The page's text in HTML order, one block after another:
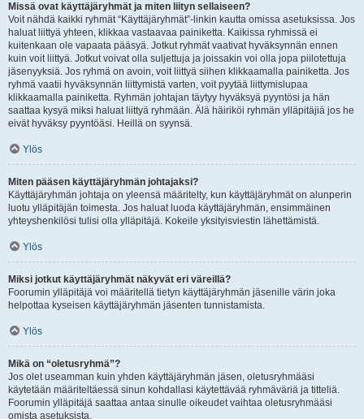
Missä ovat käyttäjäryhmät ja miten liityn sellaiseen?
Voit nähdä kaikki ryhmät “Käyttäjäryhmät”-linkin kautta omissa asetuksissa. Jos
haluat liittyä yhteen, klikkaa vastaavaa painiketta. Kaikissa ryhmissä ei
kuitenkaan ole vapaata pääsyä. Jotkut ryhmät vaativat hyväksynnän ennen
kuin voit liittyä. Jotkut voivat olla suljettuja ja joissakin voi olla jopa piilotettuja
jäsenyyksiä. Jos ryhmä on avoin, voit liittyä siihen klikkaamalla painiketta. Jos
ryhmä vaatii hyväksynnän liittymistä varten, voit pyytää liittymislupaa
klikkaamalla painiketta. Ryhmän johtajan täytyy hyväksyä pyyntösi ja hän
saattaa kysyä miksi haluat liittyä ryhmään. Älä häiriköi ryhmän ylläpitäjiä jos he
eivät hyväksy pyyntöäsi. Heillä on syynsä.
Ylös
Miten pääsen käyttäjäryhmän johtajaksi?
Käyttäjäryhmän johtaja on yleensä määritelty, kun käyttäjäryhmät on alunperin
luotu ylläpitäjän toimesta. Jos haluat luoda käyttäjäryhmän, ensimmäinen
yhteyshenkilösi tulisi olla ylläpitäjä. Kokeile yksityisviestin lähettämistä.
Ylös
Miksi jotkut käyttäjäryhmät näkyvät eri väreillä?
Foorumin ylläpitäjä voi määritellä tietyn käyttäjäryhmän jäsenille värin joka
helpottaa kyseisen käyttäjäryhmän jäsenten tunnistamista.
Ylös
Mikä on “oletusryhmä”?
Jos olet useamman kuin yhden käyttäjäryhmän jäsen, oletusryhmääsi
käytetään määriteltäessä sinun kohdallasi käytettävää ryhmäväriä ja titteliä.
Foorumin ylläpitäjä saattaa antaa sinulle oikeudet vaihtaa oletusryhmääsi
omista asetuksista.